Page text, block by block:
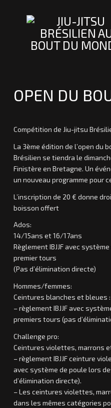
LE CLUB
SECTION ENFANTS
ACTUALITÉS
NOUS TROUVER
OPEN DU
Compétition de Jiu-jitsu
La 3ème édition de l’open du
Brésilien se tiendra le
Finistère en Bretagne. Un
un nouveau programme pour
L’inscription de 20 € donne
boisson offert
Ados:
14/15ans et 16/17ans
Règlement IBJJF avec
premier tours
(Pas d’élimination directe)
Hommes/femmes:
Ceintures blanches et bleues :
– règlement IBJJF avec
premiers tours (pas
Challenge pro:
Ceintures violettes, marrons
– règlement IBJJF ceinture
avec système de poule lors
d’élimination directe).
– Les ceintures violettes,
dans les mêmes catégories